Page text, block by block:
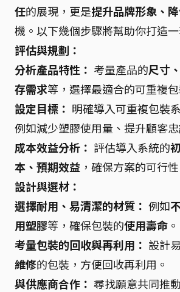
任的展現，更是提升品牌形象、
機。以下幾個步驟將幫助你打造
評估與規劃：
分析產品特性： 考量產品的尺寸
存需求等，選擇最適合的可重複
設定目標： 明確導入可重複包裝
例如減少塑膠使用量、提升顧客忠
成本效益分析： 評估導入系統的
本、預期效益 ，確保方案的可行性
設計與選材：
選擇耐用、易清潔的材質： 例如
用塑膠等，確保包裝的使用壽命 。
考量包裝的回收與再利用： 設計
維修的包裝，方便回收再利用。
與供應商合作： 尋找願意共同推